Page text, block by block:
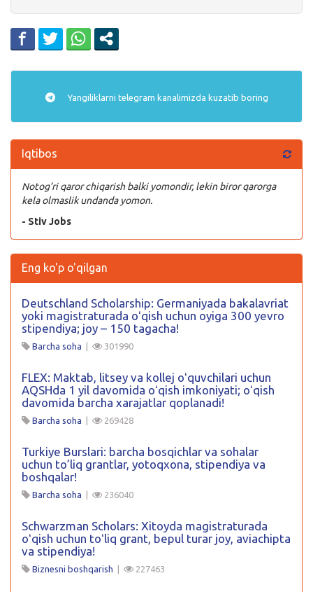
Yangiliklarni telegram kanalimizda kuzatib boring
Iqtibos
Notog’ri qaror chiqarish balki yomondir, lekin biror qarorga
kela olmaslik undanda yomon.
- Stiv Jobs
Eng ko'p o'qilgan
Deutschland Scholarship: Germaniyada bakalavriat
yoki magistraturada oʻqish uchun oyiga 300 yevro
stipendiya; joy – 150 tagacha!
Barcha soha | 301990
FLEX: Maktab, litsey va kollej oʻquvchilari uchun
AQSHda 1 yil davomida oʻqish imkoniyati; oʻqish
davomida barcha xarajatlar qoplanadi!
Barcha soha | 269428
Turkiye Burslari: barcha bosqichlar va sohalar
uchun to’liq grantlar, yotoqxona, stipendiya va
boshqalar!
Barcha soha | 236040
Schwarzman Scholars: Xitoyda magistraturada
oʻqish uchun toʻliq grant, bepul turar joy, aviachipta
va stipendiya!
Biznesni boshqarish | 227463